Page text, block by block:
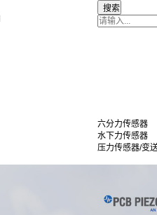
六分力传感器
水下力传感器
压力传感器/变